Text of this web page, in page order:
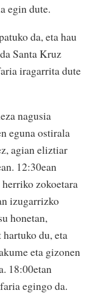
egin dute.
da, eta hau
Santa Kruz
iragarrita dute
nagusia
eguna ostirala
agian eliztiar
12:30ean
zokoetara
izugarrizko
honetan,
du, eta
eta gizonen
18:00etan
egingo da.